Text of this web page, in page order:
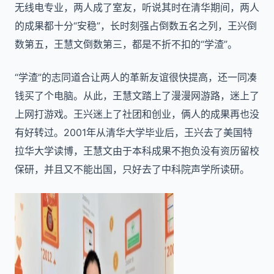
无线电专业，两人成了室友，听说其时在清华期间，两人
的成果都十分“安稳”，长时刻强占倒数五名之列，王兴倒
数第五，王慧文倒数第三，都是不折不扣的“学渣”。
“学渣”的志同道合让两人的革新友谊很快提高，还一同凑
钱买了个电脑。从此，王慧文踏上了漫漫网游路，迷上了
上网打游戏。王兴迷上了社团和创业，俩人的成果再也没
有好转过。2001年从清华大学毕业后，王兴去了美国特
拉华大学读博，王慧文由于本科成果不抱负没有资历留校
保研，并且又不能出国，只好去了中科院声学所读研。